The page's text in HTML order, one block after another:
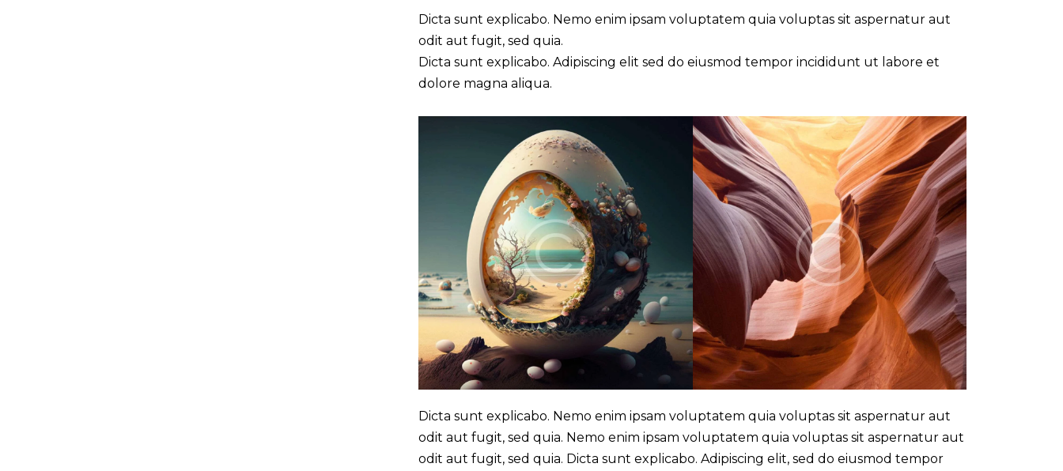
Dicta sunt explicabo. Nemo enim ipsam voluptatem quia voluptas sit aspernatur aut
odit aut fugit, sed quia.
Dicta sunt explicabo. Adipiscing elit sed do eiusmod tempor incididunt ut labore et
dolore magna aliqua.
Dicta sunt explicabo. Nemo enim ipsam voluptatem quia voluptas sit aspernatur aut
odit aut fugit, sed quia. Nemo enim ipsam voluptatem quia voluptas sit aspernatur aut
odit aut fugit, sed quia. Dicta sunt explicabo. Adipiscing elit, sed do eiusmod tempor